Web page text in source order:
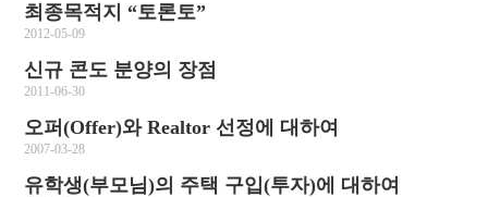
최종목적지 “토론토”
2012-05-09
신규 콘도 분양의 장점
2011-06-30
오퍼(Offer)와 Realtor 선정에 대하여
2007-03-28
유학생(부모님)의 주택 구입(투자)에 대하여